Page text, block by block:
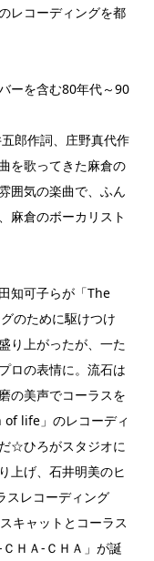
レコーディングを都
ーを含む80年代～90
郎作詞、庄野真代作
を歌ってきた麻倉の
囲気の楽曲で、ふん
麻倉のボーカリスト
知可子らが「The
のために駆けつけ
り上がったが、一た
ロの表情に。流石は
の美声でコーラスを
life」のレコーディ
☆ひろがスタジオに
上げ、石井明美のヒ
スレコーディング
キャットとコーラス
ＨＡ-ＣＨＡ」が誕